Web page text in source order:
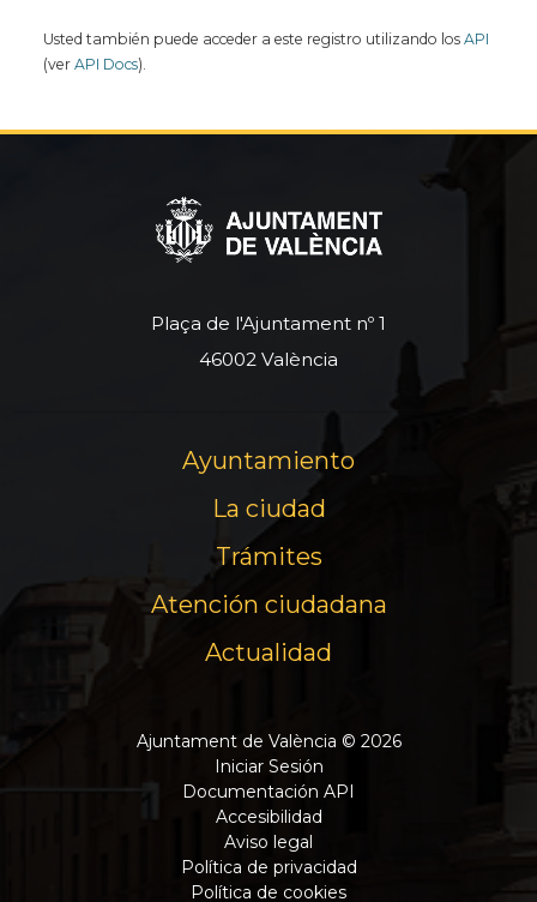
Usted también puede acceder a este registro utilizando los API
(ver API Docs).
Plaça de l'Ajuntament nº 1
46002 València
Ayuntamiento
La ciudad
Trámites
Atención ciudadana
Actualidad
Ajuntament de València © 2026
Iniciar Sesión
Documentación API
Accesibilidad
Aviso legal
Política de privacidad
Política de cookies